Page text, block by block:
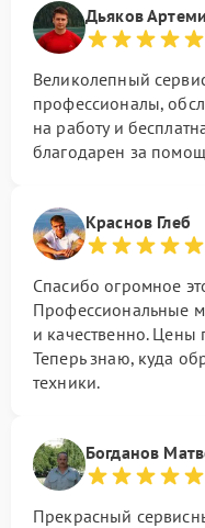
Дьяков
Великолепный
профессионалы,
на работу и
благодарен за
Краснов Глеб
Спасибо огромное
Профессиональные
и качественно. Цены
Теперь знаю, куда
техники.
Богданов
Прекрасный